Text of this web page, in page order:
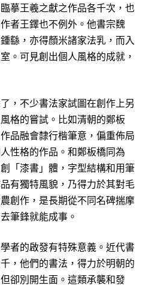
摹王羲之獻之作品各千次，也
者王鐸也不例外。他書宗魏
繇，亦得顏米諸家法乳，而入
。可見創出個人風格的成就，
，不少書法家試圖在創作上另
格的嘗試。比如清朝的鄭板
品融會隸行楷筆意，偏重佈局
性格的作品。和鄭板橋同為
「漆書」體，字型結構和用筆
有獨特風貌，乃得力於其對毛
創作，是長期從不同名碑揣摩
筆鋒就能成事。
者的啟發有特殊意義。近代書
，他們的書法，得力於明朝的
卻別開生面。這類承襲和發